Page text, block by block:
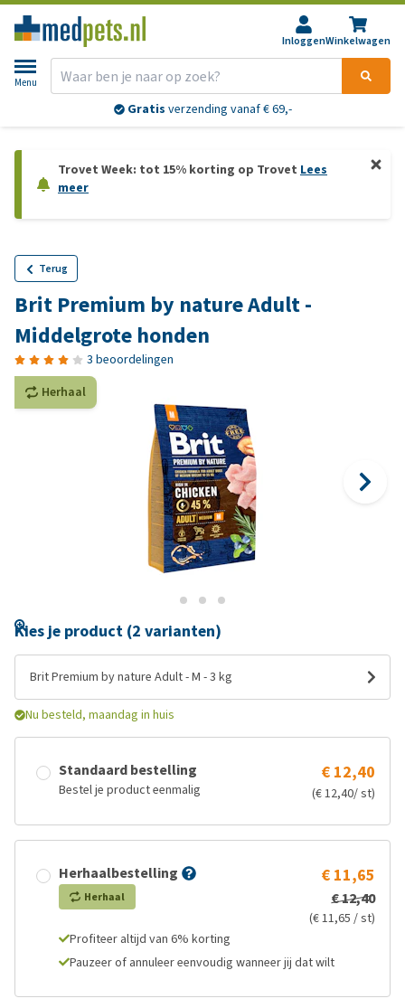
InloggenWinkelwagen
Menu
Gratis verzending vanaf € 69,-
Trovet Week: tot 15% korting op Trovet Lees
meer
Terug
Brit Premium by nature Adult -
Middelgrote honden
3 beoordelingen
Herhaal
Kies je product (2 varianten)
Brit Premium by nature Adult - M - 3 kg
Nu besteld, maandag in huis
Standaard bestelling
Bestel je product eenmalig
€ 12,40
(€ 12,40/ st)
Herhaalbestelling
Herhaal
€ 11,65
€ 12,40
(€ 11,65 / st)
Profiteer altijd van 6% korting
Pauzeer of annuleer eenvoudig wanneer jij dat wilt